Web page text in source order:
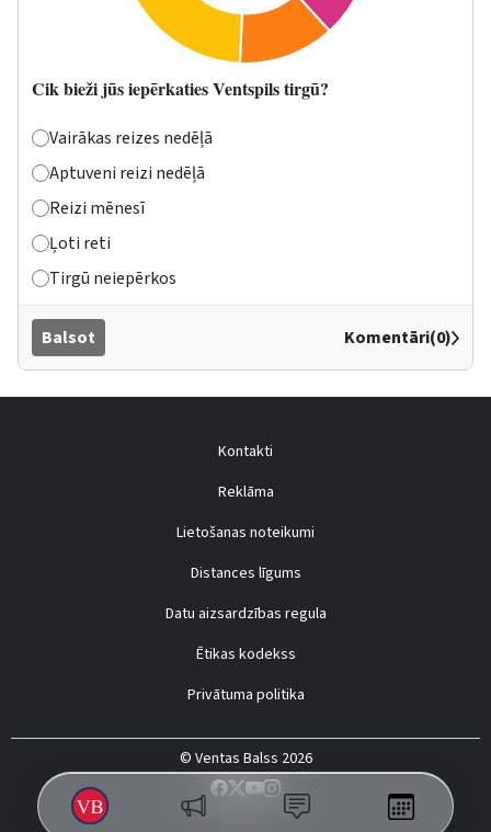
Cik bieži jūs iepērkaties Ventspils tirgū?
Vairākas reizes nedēļā
Aptuveni reizi nedēļā
Reizi mēnesī
Ļoti reti
Tirgū neiepērkos
Balsot Komentāri(0)
Kontakti
Reklāma
Lietošanas noteikumi
Distances līgums
Datu aizsardzības regula
Ētikas kodekss
Privātuma politika
© Ventas Balss 2026